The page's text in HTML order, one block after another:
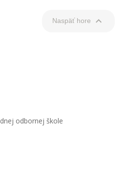
Naspäť hore 
odbornej škole